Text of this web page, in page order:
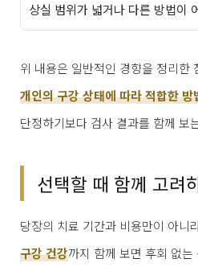
상실 범위가 넓거나 다른 방법이
위 내용은 일반적인 경향을 정리한
개인의 구강 상태에 따라 적합한 방
단정하기보다 검사 결과를 함께 보
선택할 때 함께 고려
당장의 치료 기간과 비용만이 아니
구강 건강까지 함께 보면 후회 없